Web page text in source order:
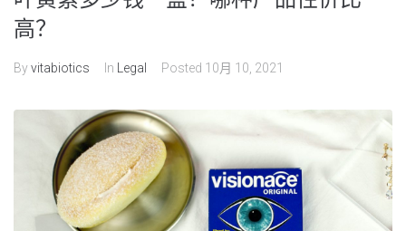
高？
Byvitabiotics In Legal Posted 10月 10, 2021